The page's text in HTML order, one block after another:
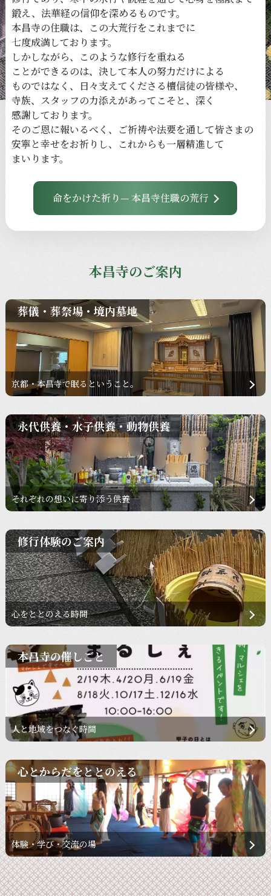
鍛え、 法華経の信仰を深める ものです。
本昌寺の住職は、 この大荒行をこれまでに
七度成満しております。
しかしながら、
このような修行を重ねる
ことができるのは、 決して本人の努力だけによる
ものではなく、
日々支えてくださる檀信徒の皆様や、
寺族、 スタッフの力添えがあってこそと、 深く
感謝しております。
そのご恩に報いるべく、 ご祈祷や法要を通して皆さまの
安寧と幸せをお祈りし、 これからも一層精進して
まいります。
命をかけた祈り— 本昌寺住職の荒行
本昌寺のご案内
葬儀・葬祭場・境内墓地
京都・本昌寺で眠るということ。
永代供養・水子供養・動物供養
それぞれの想いに寄り添う供養
修行体験のご案内
心をととのえる時間
本昌寺の催しごと
人と地域をつなぐ時間
心とからだをととのえる
体験・学び・交流の場